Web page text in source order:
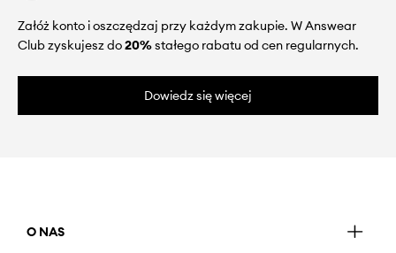
Załóż konto i oszczędzaj przy każdym zakupie. W Answear
Club zyskujesz do20%stałego rabatu od cen regularnych.
Dowiedz się więcej
O NAS